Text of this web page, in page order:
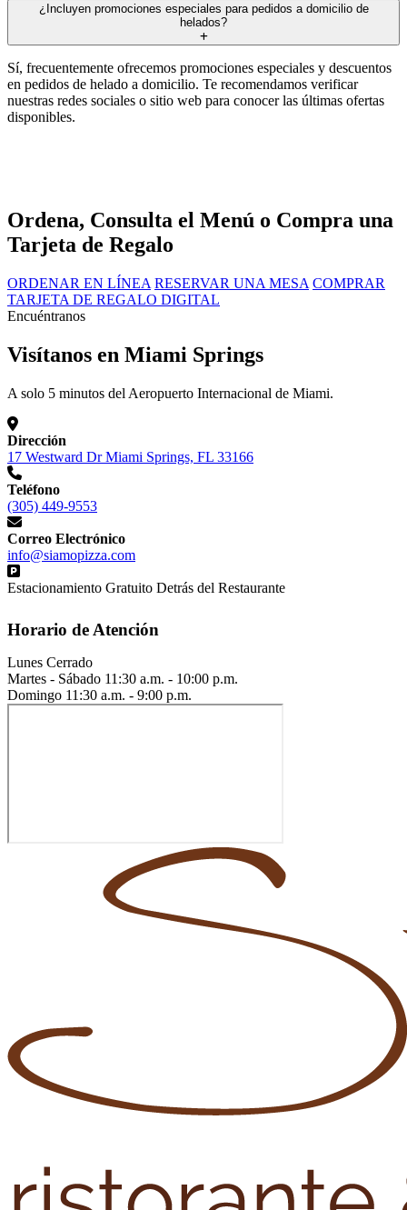
¿Incluyen promociones especiales para pedidos a domicilio de
helados?
Sí, frecuentemente ofrecemos promociones especiales y descuentos
en pedidos de helado a domicilio. Te recomendamos verificar
nuestras redes sociales o sitio web para conocer las últimas ofertas
disponibles.
Ordena, Consulta el Menú o Compra una
Tarjeta de Regalo
ORDENAR EN LÍNEA RESERVAR UNA MESA COMPRAR
TARJETA DE REGALO DIGITAL
Encuéntranos
Visítanos en Miami Springs
A solo 5 minutos del Aeropuerto Internacional de Miami.
Dirección
17 Westward Dr Miami Springs, FL 33166
Teléfono
(305) 449-9553
Correo Electrónico
info@siamopizza.com
Estacionamiento Gratuito Detrás del Restaurante
Horario de Atención
Lunes Cerrado
Martes - Sábado 11:30 a.m. - 10:00 p.m.
Domingo 11:30 a.m. - 9:00 p.m.